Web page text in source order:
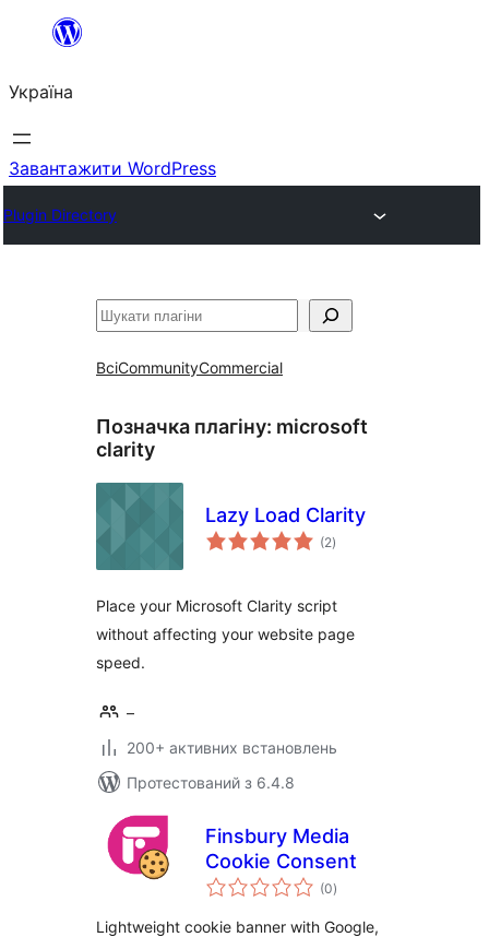
Перейти
вмісту
Україна
Завантажити WordPress
Plugin Directory
Пошук
ВсіCommunityCommercial
Позначка плагіну: microsoft
clarity
Lazy Load Clarity
(2загальний
рейтинг
)
Place your Microsoft Clarity script
without affecting your website page
speed.
–
200+ активних встановлень
Протестований з 6.4.8
Finsbury Media
Cookie Consent
(0загальний
рейтинг
)
Lightweight cookie banner with Google,